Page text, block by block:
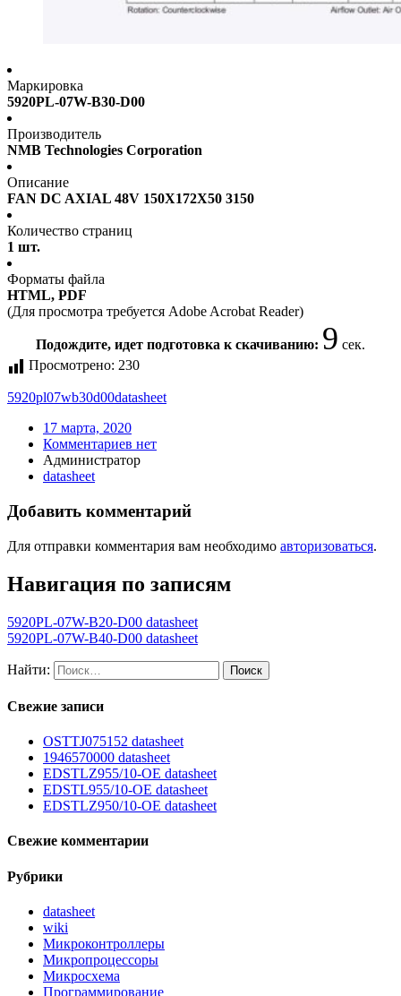
Маркировка
5920PL-07W-B30-D00
Производитель
NMB Technologies Corporation
Описание
FAN DC AXIAL 48V 150X172X50 3150
Количество страниц
1 шт.
Форматы файла
HTML, PDF
(Для просмотра требуется Adobe Acrobat Reader)
Подождите, идет подготовка к скачиванию: 9 сек.
Просмотрено: 230
5920pl07wb30d00datasheet
17 марта, 2020
Комментариев нет
Администратор
datasheet
Добавить комментарий
Для отправки комментария вам необходимо авторизоваться.
Навигация по записям
5920PL-07W-B20-D00 datasheet
5920PL-07W-B40-D00 datasheet
Найти:
Свежие записи
OSTTJ075152 datasheet
1946570000 datasheet
EDSTLZ955/10-OE datasheet
EDSTL955/10-OE datasheet
EDSTLZ950/10-OE datasheet
Свежие комментарии
Рубрики
datasheet
wiki
Микроконтроллеры
Микропроцессоры
Микросхема
Программирование